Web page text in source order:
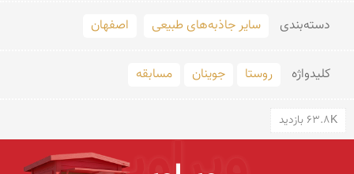
دسته‌بندی سایر جاذبه‌های طبیعی اصفهان
کلید‌واژه روستا جوینان مسابقه
63.8K بازدید